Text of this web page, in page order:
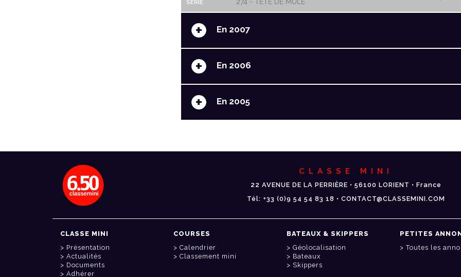
SERIE
274 - TETE DE MULE
+ En 2007
+ En 2006
+ En 2005
CLASSE MINI
22 AVENUE DE LA PERRIÈRE • 56100 LORIENT • France
Tél: +33 (0)9 54 54 83 18 • CONTACT@CLASSEMINI.COM
CLASSE MINI
Présentation
Actualités
Documents
Adhérer
COURSES
Calendrier
Classement mini
BATEAUX & SKIPPERS
Géolocalisation
Bateaux
Skippers
PETITES
Toutes les